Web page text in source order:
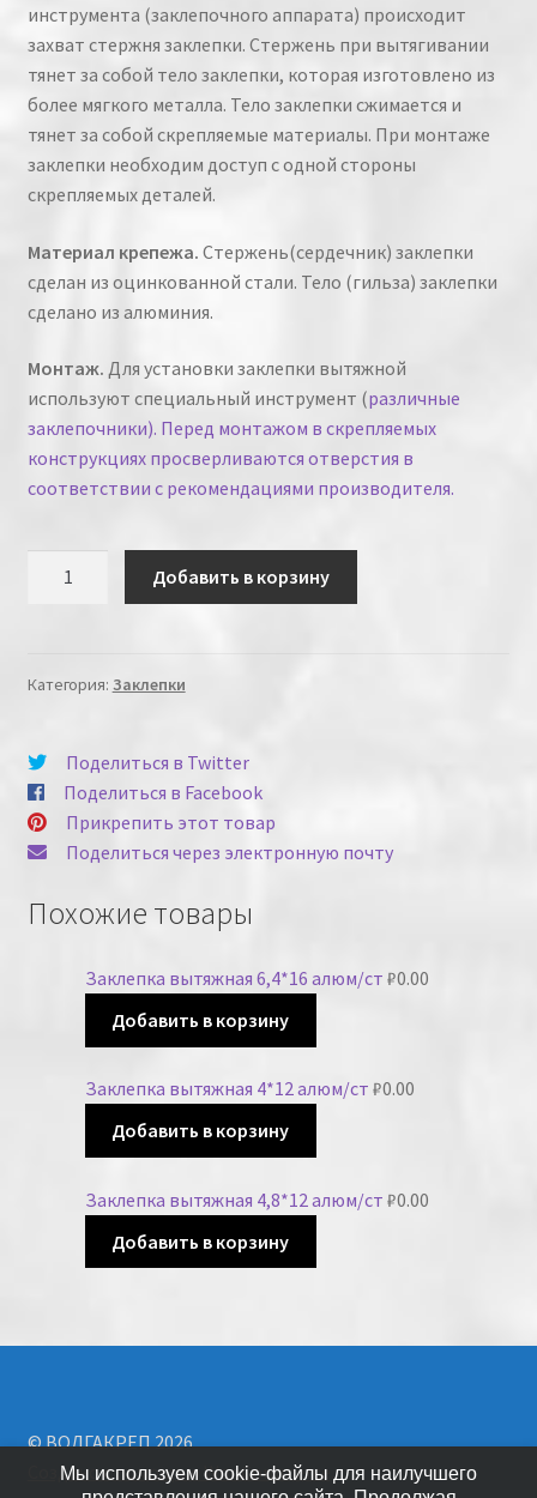
инструмента (заклепочного аппарата) происходит
захват стержня заклепки. Стержень при вытягивании
тянет за собой тело заклепки, которая изготовлено из
более мягкого металла. Тело заклепки сжимается и
тянет за собой скрепляемые материалы. При монтаже
заклепки необходим доступ с одной стороны
скрепляемых деталей.
Материал крепежа. Стержень(сердечник) заклепки
сделан из оцинкованной стали. Тело (гильза) заклепки
сделано из алюминия.
Монтаж. Для установки заклепки вытяжной
используют специальный инструмент (различные
заклепочники). Перед монтажом в скрепляемых
конструкциях просверливаются отверстия в
соответствии с рекомендациями производителя.
Добавить в корзину
Категория: Заклепки
Поделиться в Twitter
Поделиться в Facebook
Прикрепить этот товар
Поделиться через электронную почту
Похожие товары
Заклепка вытяжная 6,4*16 алюм/ст ₽0.00
Добавить в корзину
Заклепка вытяжная 4*12 алюм/ст ₽0.00
Добавить в корзину
Заклепка вытяжная 4,8*12 алюм/ст ₽0.00
Добавить в корзину
© ВОЛГАКРЕП 2026
Создано с помощью WooCommerce
Мы используем cookie-файлы для наилучшего